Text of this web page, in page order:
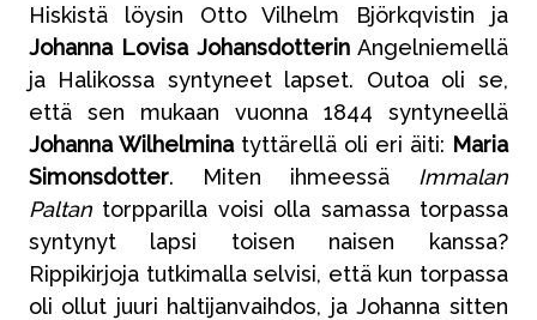
Hiskistä löysin Otto Vilhelm Björkqvistin ja
Johanna Lovisa Johansdotterin Angelniemellä
ja Halikossa syntyneet lapset. Outoa oli se,
että sen mukaan vuonna 1844 syntyneellä
Johanna Wilhelminatyttärellä oli eri äiti: Maria
Simonsdotter. Miten ihmeessä Immalan
Paltan torpparilla voisi olla samassa torpassa
syntynyt lapsi toisen naisen kanssa?
Rippikirjoja tutkimalla selvisi, että kun torpassa
oli ollut juuri haltijanvaihdos, ja Johanna sitten